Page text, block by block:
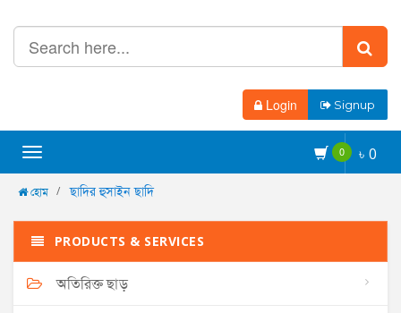
Login Signup
Toggle
navigation
0 ৳ 0
হোম ছাদির হুসাইন ছাদি
PRODUCTS & SERVICES
অতিরিক্ত ছাড়